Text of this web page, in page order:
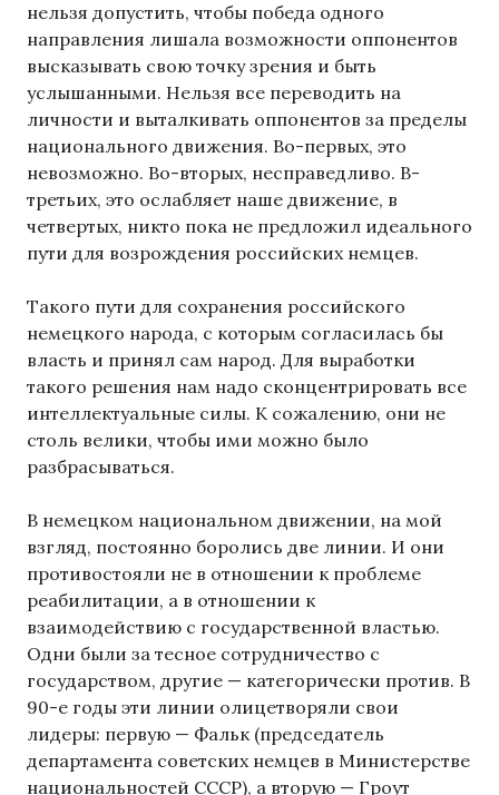
нельзя допустить, чтобы победа одного
направления лишала возможности оппонентов
высказывать свою точку зрения и быть
услышанными. Нельзя все переводить на
личности и выталкивать оппонентов за пределы
национального движения. Во-первых, это
невозможно. Во-вторых, несправедливо. В-
третьих, это ослабляет наше движение, в
четвертых, никто пока не предложил идеального
пути для возрождения российских немцев.
Такого пути для сохранения российского
немецкого народа, с которым согласилась бы
власть и принял сам народ. Для выработки
такого решения нам надо сконцентрировать все
интеллектуальные силы. К сожалению, они не
столь велики, чтобы ими можно было
разбрасываться.
В немецком национальном движении, на мой
взгляд, постоянно боролись две линии. И они
противостояли не в отношении к проблеме
реабилитации, а в отношении к
взаимодействию с государственной властью.
Одни были за тесное сотрудничество с
государством, другие — категорически против. В
90-е годы эти линии олицетворяли свои
лидеры: первую — Фальк (председатель
департамента советских немцев в Министерстве
национальностей СССР), а вторую — Гроут